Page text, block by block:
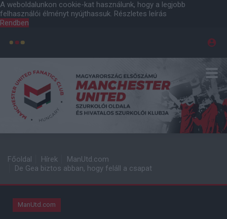
A weboldalunkon cookie-kat használunk, hogy a legjobb
felhasználói élményt nyújthassuk. Részletes leírás
Rendben
Főoldal Hírek
ManUtd.com
De Gea biztos abban, hogy feláll a csapat
ManUtd.com